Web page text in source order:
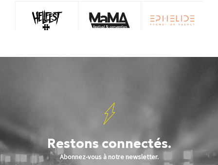
Restons connectés.
Abonnez-vous à notre newsletter.